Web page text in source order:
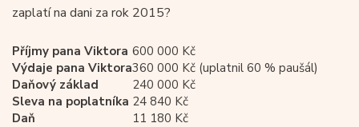
zaplatí na dani za rok 2015?
Příjmy pana Viktora 600 000 Kč
Výdaje pana Viktora360 000 Kč (uplatnil 60 % paušál)
Daňový základ
240 000 Kč
Sleva na poplatníka 24 840 Kč
Daň
11 180 Kč